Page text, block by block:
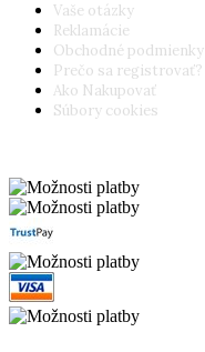
Vaše otázky
Reklamácie
Obchodné podmienky
Prečo sa registrovať?
Ako Nakupovať
Súbory cookies